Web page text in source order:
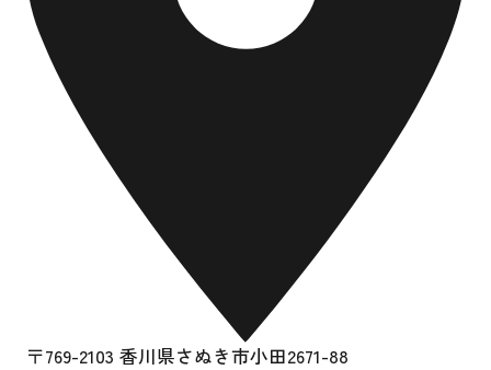
〒769-2103 香川県さぬき市小田2671-88